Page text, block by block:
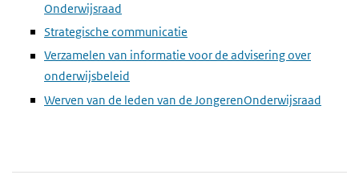
Onderwijsraad
Strategische communicatie
Verzamelen van informatie voor de advisering over
onderwijsbeleid
Werven van de leden van de JongerenOnderwijsraad